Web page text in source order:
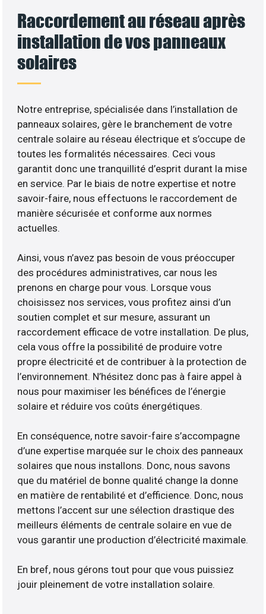
Raccordement au réseau après
installation de vos panneaux
solaires
Notre entreprise, spécialisée dans l’installation de
panneaux solaires, gère le branchement de votre
centrale solaire au réseau électrique et s’occupe de
toutes les formalités nécessaires. Ceci vous
garantit donc une tranquillité d’esprit durant la mise
en service. Par le biais de notre expertise et notre
savoir-faire, nous effectuons le raccordement de
manière sécurisée et conforme aux normes
actuelles.
Ainsi, vous n’avez pas besoin de vous préoccuper
des procédures administratives, car nous les
prenons en charge pour vous. Lorsque vous
choisissez nos services, vous profitez ainsi d’un
soutien complet et sur mesure, assurant un
raccordement efficace de votre installation. De plus,
cela vous offre la possibilité de produire votre
propre électricité et de contribuer à la protection de
l’environnement. N’hésitez donc pas à faire appel à
nous pour maximiser les bénéfices de l’énergie
solaire et réduire vos coûts énergétiques.
En conséquence, notre savoir-faire s’accompagne
d’une expertise marquée sur le choix des panneaux
solaires que nous installons. Donc, nous savons
que du matériel de bonne qualité change la donne
en matière de rentabilité et d’efficience. Donc, nous
mettons l’accent sur une sélection drastique des
meilleurs éléments de centrale solaire en vue de
vous garantir une production d’électricité maximale.
En bref, nous gérons tout pour que vous puissiez
jouir pleinement de votre installation solaire.